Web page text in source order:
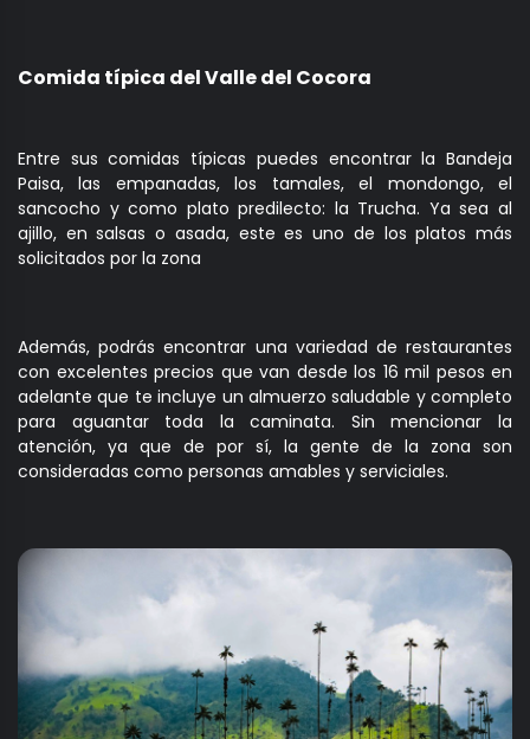
Comida típica del Valle del Cocora
Entre sus comidas típicas puedes encontrar la Bandeja
Paisa, las empanadas, los tamales, el mondongo, el
sancocho y como plato predilecto: la Trucha. Ya sea al
ajillo, en salsas o asada, este es uno de los platos más
solicitados por la zona
Además, podrás encontrar una variedad de restaurantes
con excelentes precios que van desde los 16 mil pesos en
adelante que te incluye un almuerzo saludable y completo
para aguantar toda la caminata. Sin mencionar la
atención, ya que de por sí, la gente de la zona son
consideradas como personas amables y serviciales.